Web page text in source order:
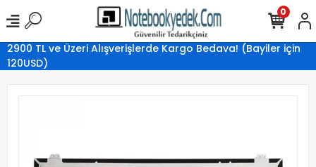
2900 TL ve Üzeri Alışverişlerde Kargo Bedava! (Bayiler için
120USD)
0